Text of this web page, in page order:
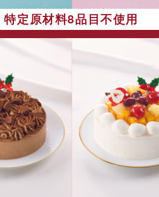
特定原材料8品目不使用